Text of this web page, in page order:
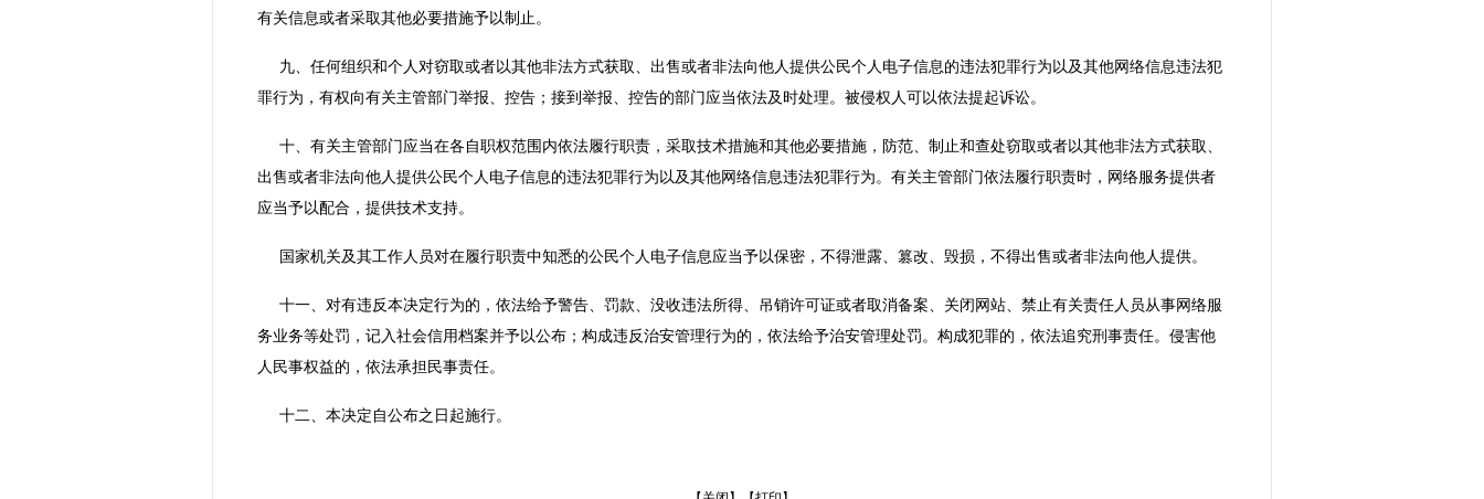
有关信息或者采取其他必要措施予以制止。
九、任何组织和个人对窃取或者以其他非法方式获取、出售或者非法向他人提供公民个人电子信息的违法犯罪行为以及其他网络信息违法犯
罪行为，有权向有关主管部门举报、控告；接到举报、控告的部门应当依法及时处理。被侵权人可以依法提起诉讼。
十、有关主管部门应当在各自职权范围内依法履行职责，采取技术措施和其他必要措施，防范、制止和查处窃取或者以其他非法方式获取、
出售或者非法向他人提供公民个人电子信息的违法犯罪行为以及其他网络信息违法犯罪行为。有关主管部门依法履行职责时，网络服务提供者
应当予以配合，提供技术支持。
国家机关及其工作人员对在履行职责中知悉的公民个人电子信息应当予以保密，不得泄露、篡改、毁损，不得出售或者非法向他人提供。
十一、对有违反本决定行为的，依法给予警告、罚款、没收违法所得、吊销许可证或者取消备案、关闭网站、禁止有关责任人员从事网络服
务业务等处罚，记入社会信用档案并予以公布；构成违反治安管理行为的，依法给予治安管理处罚。构成犯罪的，依法追究刑事责任。侵害他
人民事权益的，依法承担民事责任。
十二、本决定自公布之日起施行。